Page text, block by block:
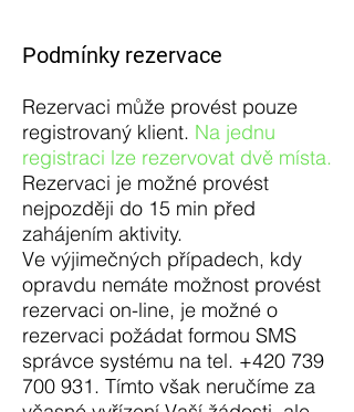
Podmínky rezervace
Rezervaci může provést pouze
registrovaný klient. Na jednu
registraci lze rezervovat dvě místa.
Rezervaci je možné provést
nejpozději do 15 min před
zahájením aktivity.
Ve výjimečných případech, kdy
opravdu nemáte možnost provést
rezervaci on-line, je možné o
rezervaci požádat formou SMS
správce systému na tel. +420 739
700 931. Tímto však neručíme za